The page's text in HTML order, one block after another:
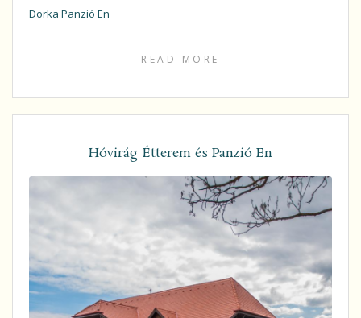
Dorka Panzió En
READ MORE
Hóvirág Étterem és Panzió En